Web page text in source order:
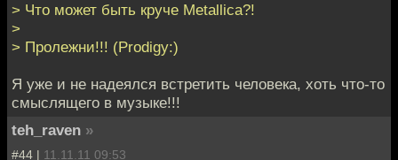
> Что может быть круче Metallica?!
>
> Пролежни!!! (Prodigy:)
Я уже и не надеялся встретить человека, хоть что-то
смыслящего в музыке!!!
teh_raven »
#44 | 11.11.11 09:53